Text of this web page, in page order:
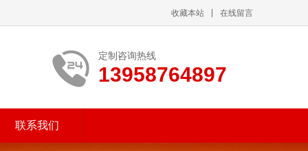
收藏本站 在线留言
定制咨询热线
13958764897
联系我们